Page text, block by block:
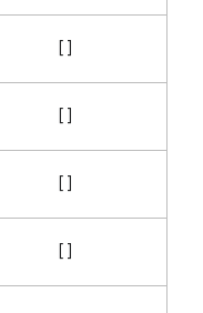
[ ]
[ ]
[ ]
[ ]